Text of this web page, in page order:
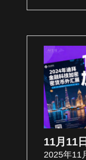
11月11
2025年11